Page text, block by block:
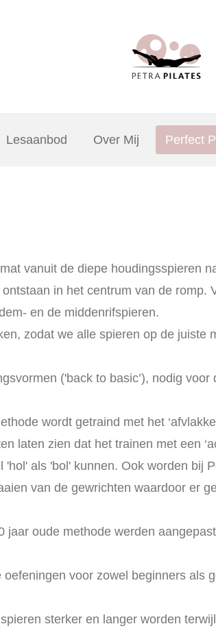
Lesaanbod Over Mij Perfect
vanuit de diepe houdingsspieren
in het centrum van de romp.
en de middenrifspieren.
zodat we alle spieren op de juiste
('back to basic’), nodig voor
wordt getraind met het
laten zien dat het trainen met een
als 'bol' kunnen. Ook worden bij
van de gewrichten waardoor er
jaar oude methode werden
voor zowel beginners als
sterker en langer worden